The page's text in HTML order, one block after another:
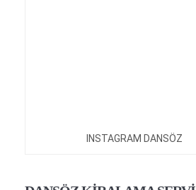
INSTAGRAM DANSÖZ